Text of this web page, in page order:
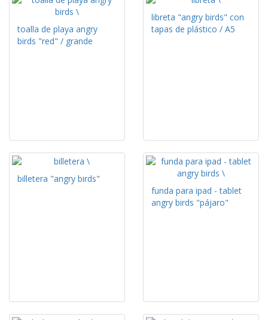
toalla de playa angry
birds "red" / grande
libreta "angry birds" con
tapas de plástico / A5
billetera "angry birds"
funda para ipad - tablet
angry birds "pájaro"